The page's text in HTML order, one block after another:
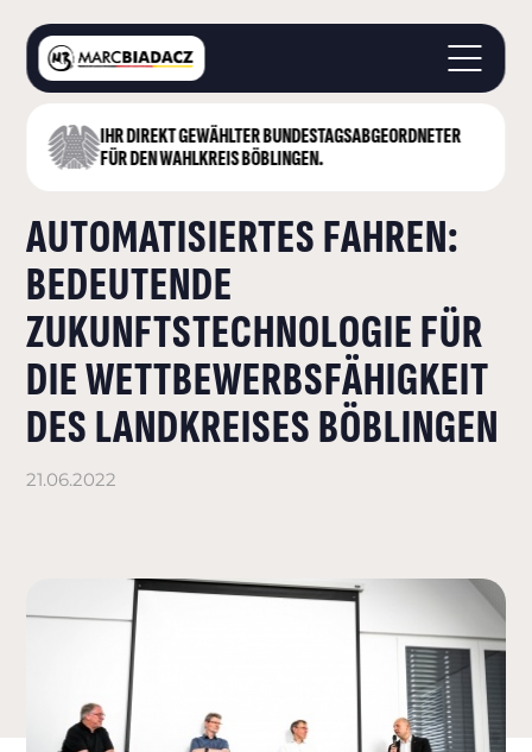
IHR DIREKT GEWÄHLTER BUNDESTAGS­ABGEORDNETER
FÜR DEN WAHLKREIS BÖBLINGEN.
STARTSEITE
LANDKREIS BÖBLINGEN
DEUTSCHER BUNDESTAG
AKTUELLES
KONTAKT
AUTOMATISIERTES FAHREN:
BEDEUTENDE
ZUKUNFTSTECHNOLOGIE FÜR
DIE WETTBEWERBSFÄHIGKEIT
DES LANDKREISES BÖBLINGEN
21.06.2022